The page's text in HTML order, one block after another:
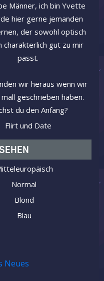
Männer, ich bin Yvette
hier gerne jemanden
der sowohl optisch
charakterlich gut zu mir
passt.
wir heraus wenn wir
geschrieben haben.
du den Anfang?
Flirt und Date
Normal
Blond
Blau
Neues